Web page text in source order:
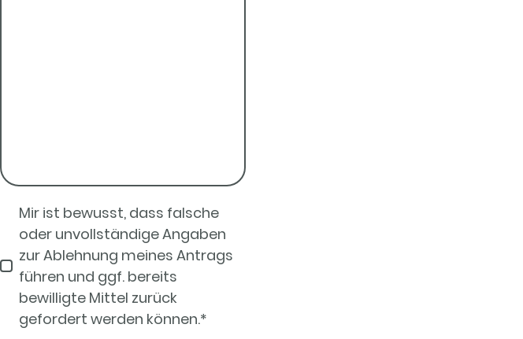
Mir ist bewusst, dass falsche
oder unvollständige Angaben
zur Ablehnung meines Antrags
führen und ggf. bereits
bewilligte Mittel zurück
gefordert werden können.*